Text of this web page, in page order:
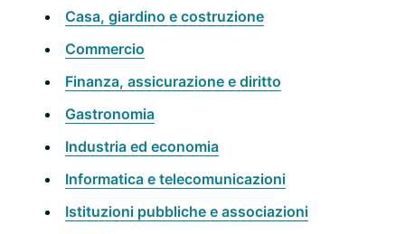
Casa, giardino e costruzione
Commercio
Finanza, assicurazione e diritto
Gastronomia
Industria ed economia
Informatica e telecomunicazioni
Istituzioni pubbliche e associazioni